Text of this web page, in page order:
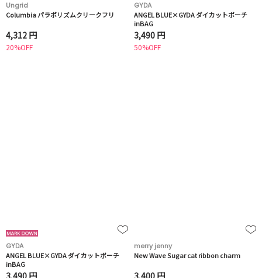
Ungrid
Columbia パラボリズムクリークフリ
4,312 円
20%OFF
GYDA
ANGEL BLUE×GYDA ダイカットポーチ
inBAG
3,490 円
50%OFF
GYDA
ANGEL BLUE×GYDA ダイカットポーチ
inBAG
merry jenny
New Wave Sugar cat ribbon charm